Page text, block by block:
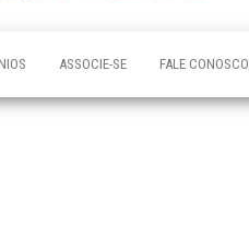
ASSOCIE-SE FALE CONOSCO